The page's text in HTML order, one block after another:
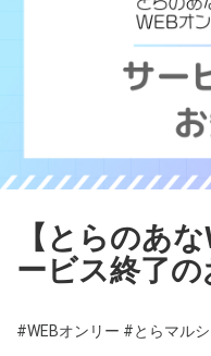
【とらのあ
ービス終了
#WEBオンリー #とらマルシ